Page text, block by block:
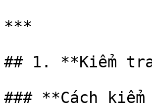
***
## 1. **Kiểm
### **Cách